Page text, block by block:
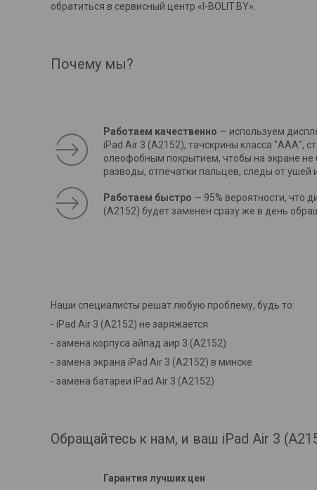
обратиться в сервисный центр «I-BOLIT.BY».
Почему мы?
Работаем качественно — используем
iPad Air 3 (A2152), тачскрины класса "ААА",
олеофобным покрытием, чтобы на экране не
разводы, отпечатки пальцев, следы от ушей
Работаем быстро — 95% вероятности, что
(A2152) будет заменен сразу же в день
Наши специалисты решат любую проблему, будь то:
- iPad Air 3 (A2152) не заряжается
- замена корпуса айпад аир 3 (A2152)
- замена экрана iPad Air 3 (A2152) в минске
- замена батареи iPad Air 3 (A2152)
Обращайтесь к нам, и ваш iPad Air 3
Гарантия лучших цен